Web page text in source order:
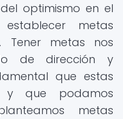
optimismo en el
metas
Tener metas nos
de dirección y
que estas
y que podamos
metas